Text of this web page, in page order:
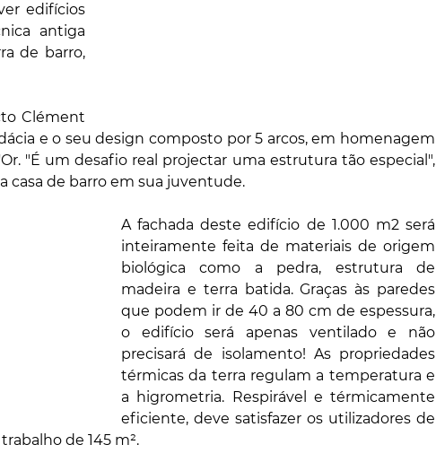
edifícios
antiga
de barro,
Clément
e o seu design composto por 5 arcos, em homenagem
"É um desafio real projectar uma estrutura tão especial",
casa de barro em sua juventude.
A fachada deste edifício de 1.000 m2 será
inteiramente feita de materiais de origem
biológica como a pedra, estrutura de
madeira e terra batida. Graças às paredes
que podem ir de 40 a 80 cm de espessura,
o edifício será apenas ventilado e não
precisará de isolamento! As propriedades
térmicas da terra regulam a temperatura e
a higrometria. Respirável e térmicamente
eficiente, deve satisfazer os utilizadores de
de 145 m².